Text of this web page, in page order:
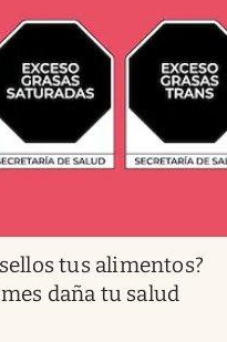
tus alimentos?
daña tu salud